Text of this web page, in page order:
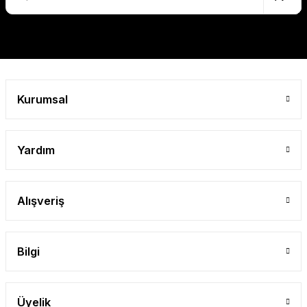
Kurumsal
Yardım
Alışveriş
Bilgi
Üyelik